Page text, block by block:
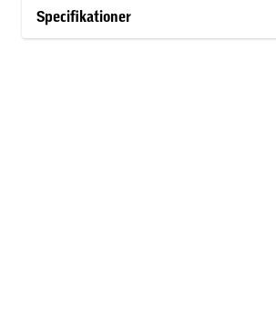
forelskede mod deres vilje. We fell
genstridig forelskelse.
Specifikationer